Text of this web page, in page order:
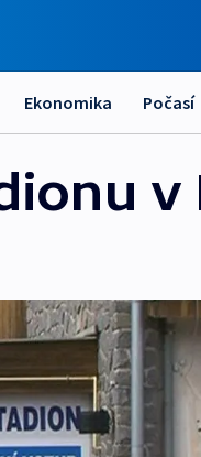
Ekonomika Počasí
v